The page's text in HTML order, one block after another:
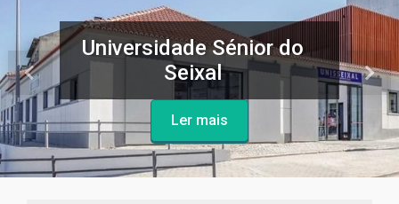
Universidade Sénior do
Seixal
Ler mais
Previous Next